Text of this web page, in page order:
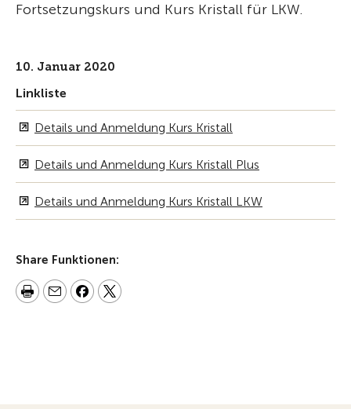
Fortsetzungskurs und Kurs Kristall für LKW.
10. Januar 2020
Linkliste
Details und Anmeldung Kurs Kristall
Details und Anmeldung Kurs Kristall Plus
Details und Anmeldung Kurs Kristall LKW
Share Funktionen: